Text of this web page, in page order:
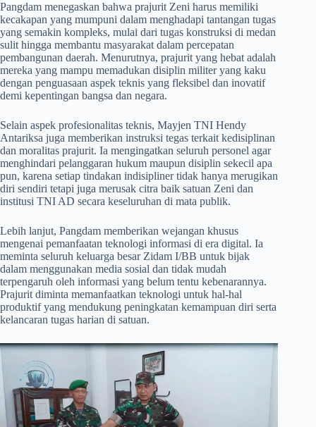
​Pangdam menegaskan bahwa prajurit Zeni harus memiliki
kecakapan yang mumpuni dalam menghadapi tantangan tugas
yang semakin kompleks, mulai dari tugas konstruksi di medan
sulit hingga membantu masyarakat dalam percepatan
pembangunan daerah. Menurutnya, prajurit yang hebat adalah
mereka yang mampu memadukan disiplin militer yang kaku
dengan penguasaan aspek teknis yang fleksibel dan inovatif
demi kepentingan bangsa dan negara.
​Selain aspek profesionalitas teknis, Mayjen TNI Hendy
Antariksa juga memberikan instruksi tegas terkait kedisiplinan
dan moralitas prajurit. Ia mengingatkan seluruh personel agar
menghindari pelanggaran hukum maupun disiplin sekecil apa
pun, karena setiap tindakan indisipliner tidak hanya merugikan
diri sendiri tetapi juga merusak citra baik satuan Zeni dan
institusi TNI AD secara keseluruhan di mata publik.
​Lebih lanjut, Pangdam memberikan wejangan khusus
mengenai pemanfaatan teknologi informasi di era digital. Ia
meminta seluruh keluarga besar Zidam I/BB untuk bijak
dalam menggunakan media sosial dan tidak mudah
terpengaruh oleh informasi yang belum tentu kebenarannya.
Prajurit diminta memanfaatkan teknologi untuk hal-hal
produktif yang mendukung peningkatan kemampuan diri serta
kelancaran tugas harian di satuan.